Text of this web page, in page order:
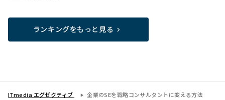
ランキングをもっと見る
ITmedia エグゼクティブ 企業のSEを戦略コンサルタントに変える方法